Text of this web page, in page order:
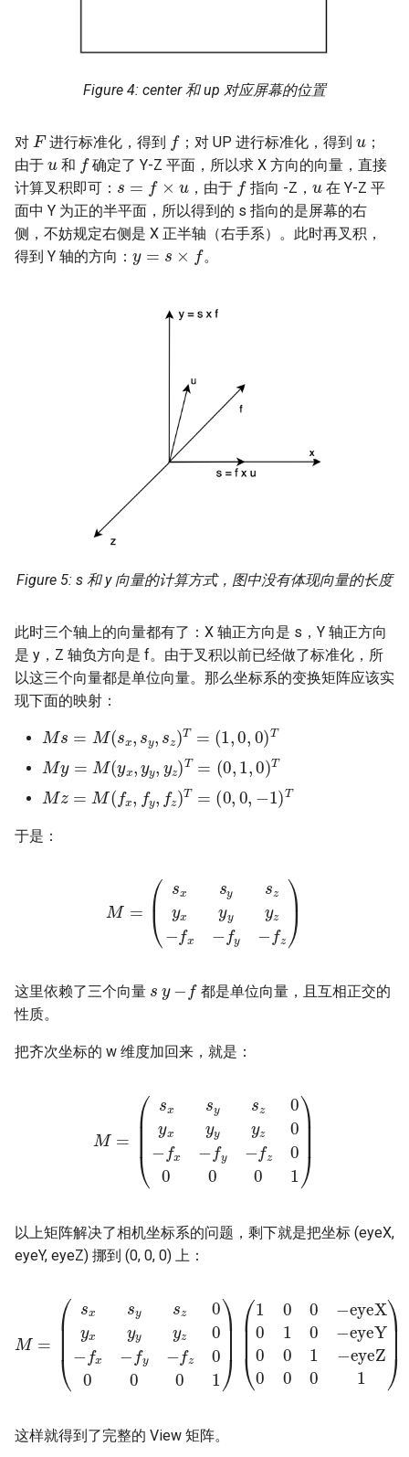
center 和 up 对应屏幕的位置
对 进行标准化，得到 ；对 UP 进行标准化，得到
；
由于
u
和
f
确定了 Y-Z 平面，所以求 X 方向的向量，直接
计算叉积即可：
s= f×u
，由于
f
指向 -Z，
u
在 Y-Z 平
面中 Y 为正的半平面，所以得到的 s 指向的是屏幕的右
侧，不妨规定右侧是 X 正半轴（右手系）。此时再叉积，
得到 Y 轴的方向：
y=s×f
。
s 和 y 向量的计算方式，图中没有体现向量的长度
此时三个轴上的向量都有了：X 轴正方向是 s，Y 轴正方向
是 y，Z 轴负方向是 f。由于叉积以前已经做了标准化，所
以这三个向量都是单位向量。那么坐标系的变换矩阵应该实
现下面的映射：
M M(s )T 1, 0,0 )T
M
M(y )T 0,1 ,0 )T
M
M(f x, y, z) T= 0,0 − T
于是：
zy x z− f −
这里依赖了三个向量
f
都是单位向量，且互相正交的
性质。
把齐次坐标的 w 维度加回来，就是：
=
z 0y yz fx y−
0
以上矩阵解决了相机坐标系的问题，剩下就是把坐标 (eyeX,
eyeY, eyeZ) 挪到 (0, 0, 0) 上：
=( sx z yy 0− x− − z0 )
00 − eyeX − eyeY 01 eyeZ )
这样就得到了完整的 View 矩阵。